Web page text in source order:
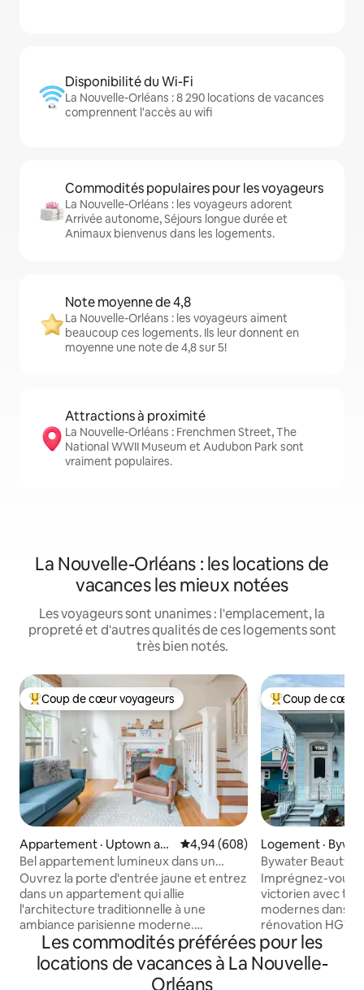
Disponibilité du Wi-Fi
La Nouvelle-Orléans : 8 290 locations de vacances
comprennent l'accès au wifi
Commodités populaires pour les voyageurs
La Nouvelle-Orléans : les voyageurs adorent
Arrivée autonome, Séjours longue durée et
Animaux bienvenus dans les logements.
Note moyenne de 4,8
La Nouvelle-Orléans : les voyageurs aiment
beaucoup ces logements. Ils leur donnent en
moyenne une note de 4,8 sur 5!
Attractions à proximité
La Nouvelle-Orléans : Frenchmen Street, The
National WWII Museum et Audubon Park sont
vraiment populaires.
La Nouvelle-Orléans : les locations de
vacances les mieux notées
Les voyageurs sont unanimes : l'emplacement, la
propreté et d'autres qualités de ces logements sont
très bien notés.
Coup de cœur voyageurs parmi les plus aimés
Coup de cœur voyageurs
Appartement · Uptown an
d Carrollton
Note moyenne de 4,94 sur 5,
4,94 (608)
Bel appartement lumineux dans un
excellent emplacement en ville
Ouvrez la porte d'entrée jaune et entrez
dans un appartement qui allie
l'architecture traditionnelle à une
ambiance parisienne moderne.
Réveillez-vous dans une chambre
lumineuse et passez par la fenêtre du sol
au plafond jusqu'au magnifique balcon
Coup de cœur
Coup de cœur
Logement ·
Bywater Beauty -
présentée sur
Imprégnez-vous
victorien avec
modernes dans
rénovation HGTV
télévision New
Beauty sur
grand porche
Les commodités préférées pour les
locations de vacances à La Nouvelle-
Orléans